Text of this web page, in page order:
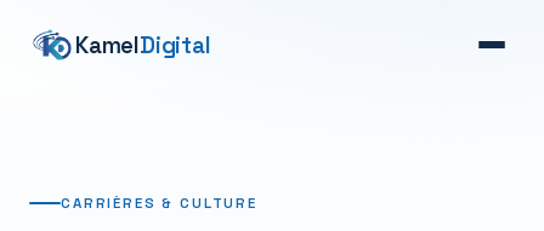
KamelDigital
CARRIÈRES & CULTURE